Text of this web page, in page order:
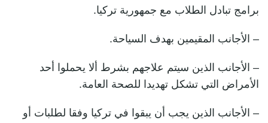
برامج تبادل الطلاب مع جمهورية تركيا.
– الأجانب المقيمين بهدف السياحة.
– الأجانب الذين سيتم علاجهم بشرط ألا يحملوا أحد
الأمراض التي تشكل تهديدا للصحة العامة.
– الأجانب الذين يجب أن يبقوا في تركيا وفقا لطلبات أو